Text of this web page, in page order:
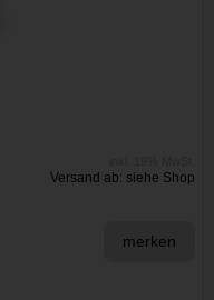
Versand ab: siehe Shop
merken